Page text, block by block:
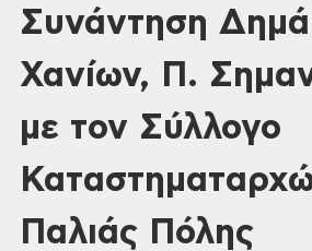
Συνάντηση
Χανίων, Π.
με τον Σύλλογο
Παλιάς Πόλης